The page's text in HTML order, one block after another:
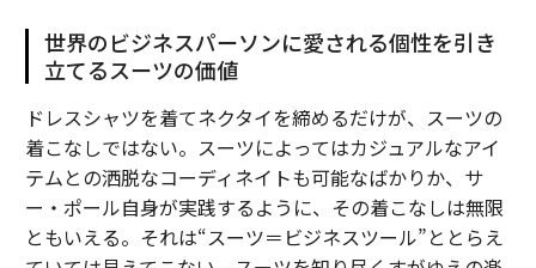
世界のビジネスパーソンに愛される個性を引き
立てるスーツの価値
ドレスシャツを着てネクタイを締めるだけが、スーツの
着こなしではない。スーツによってはカジュアルなアイ
テムとの洒脱なコーディネイトも可能なばかりか、サ
ー・ポール自身が実践するように、その着こなしは無限
ともいえる。それは“スーツ＝ビジネスツール”ととらえ